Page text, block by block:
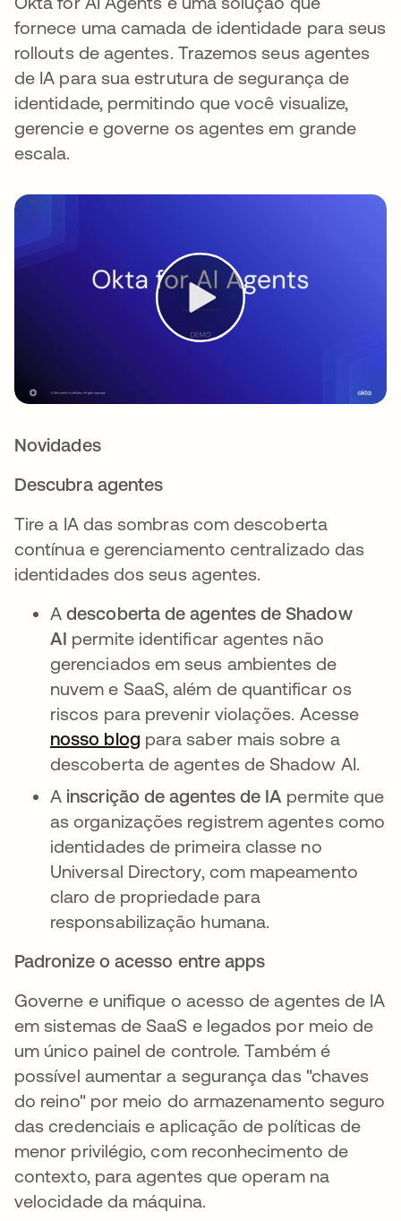
fornece uma camada de identidade para seus
rollouts de agentes. Trazemos seus agentes
de IA para sua estrutura de segurança de
identidade, permitindo que você visualize,
gerencie e governe os agentes em grande
escala.
Novidades
Descubra agentes
Tire a IA das sombras com descoberta
contínua e gerenciamento centralizado das
identidades dos seus agentes.
Adescoberta de agentes de Shadow
AI permite identificar agentes não
gerenciados em seus ambientes de
nuvem e SaaS, além de quantificar os
riscos para prevenir violações. Acesse
nosso blog para saber mais sobre a
descoberta de agentes de Shadow AI.
A inscrição de agentes de IA permite que
as organizações registrem agentes como
identidades de primeira classe no
Universal Directory, com mapeamento
claro de propriedade para
responsabilização humana.
Padronize o acesso entre apps
Governe e unifique o acesso de agentes de IA
em sistemas de SaaS e legados por meio de
um único painel de controle. Também é
possível aumentar a segurança das "chaves
do reino" por meio do armazenamento seguro
das credenciais e aplicação de políticas de
menor privilégio, com reconhecimento de
contexto, para agentes que operam na
velocidade da máquina.